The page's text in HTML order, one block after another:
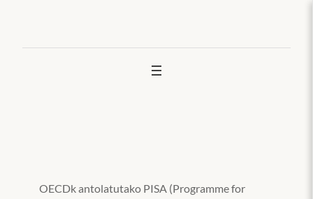
OECDk antolatutako PISA (Programme for